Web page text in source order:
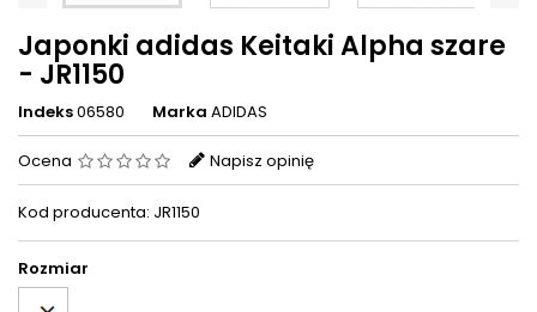
Japonki adidas Keitaki Alpha szare
- JR1150
Indeks06580 Marka ADIDAS
Ocena Napisz opinię
Kod producenta: JR1150
Rozmiar